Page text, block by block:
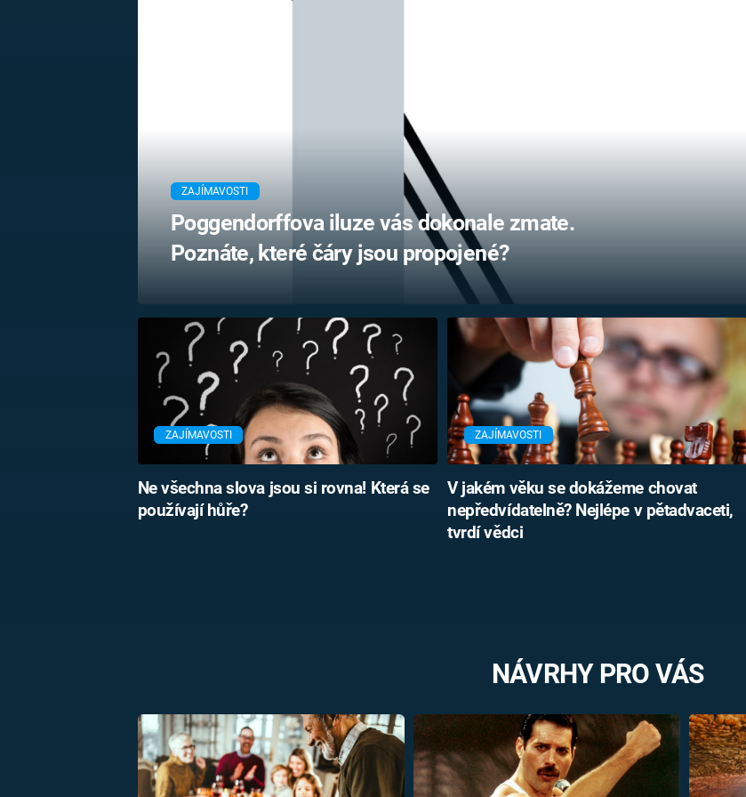
ZAJÍMAVOSTI
Poggendorffova iluze vás dokonale zmate.
Poznáte, které čáry jsou propojené?
ZAJÍMAVOSTI
Ne všechna slova jsou si rovna! Která se
používají hůře?
ZAJÍMAVOSTI
V jakém věku se dokážeme chovat
nepředvídatelně? Nejlépe v pětadvaceti,
tvrdí vědci
NÁVRHY PRO VÁS